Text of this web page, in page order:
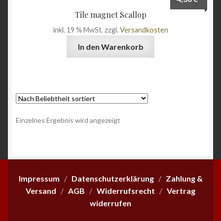
Tile magnet Scallop
inkl. 19 % MwSt. zzgl.Versandkosten
In den Warenkorb
Einzelnes Ergebnis wird angezeigt
Impressum / Datenschutzerklärung/ Zahlung &
Versand / AGB / Widerrufsrecht / Vertrag
widerrufen